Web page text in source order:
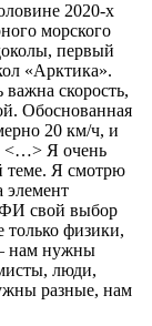
2020‑х
морского
первый
«Арктика».
скорость,
Обоснованная
20 км/ч, и
<…> Я очень
теме. Я смотрю
элемент
свой выбор
физики,
​нам нужны
люди,
разные, нам